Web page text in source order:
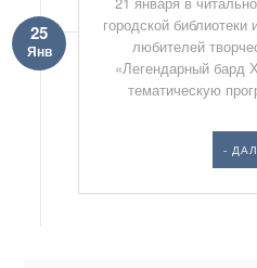
25
Янв
городской
любителей
«Легендарный бард
тематическую
-